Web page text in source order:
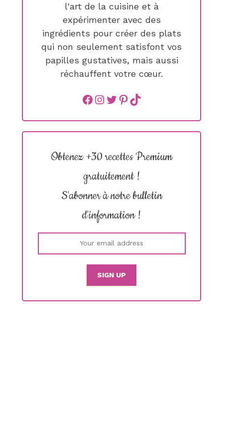
l'art de la cuisine et à
expérimenter avec des
ingrédients pour créer des plats
qui non seulement satisfont vos
papilles gustatives, mais aussi
réchauffent votre cœur.
Facebook
instagram
Twitter
Pinterest
TikTok
Obtenez +30 recettes Premium
gratuitement !
S'abonner à notre bulletin
d'information !